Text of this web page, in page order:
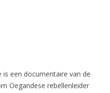
is een documentaire van de
Oegandese rebellenleider